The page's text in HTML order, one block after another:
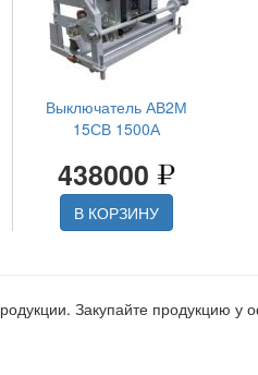
Выключатель АВ2М
15СВ 1500А
438000
В КОРЗИНУ
Закупайте продукцию у